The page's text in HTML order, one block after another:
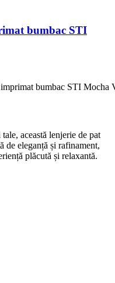
bumbac STI
bumbac STI Mocha
această lenjerie de pat
de eleganță și rafinament,
plăcută și relaxantă.